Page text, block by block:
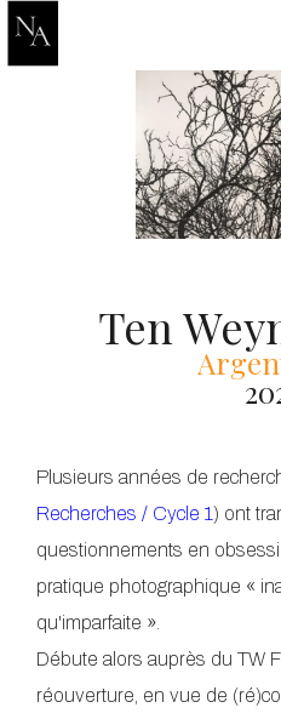
Ten
Plusieurs années de
Recherches / Cycle 1) ont
questionnements en
pratique photographique «
qu'imparfaite ».
Débute alors auprès du TW
réouverture, en vue de